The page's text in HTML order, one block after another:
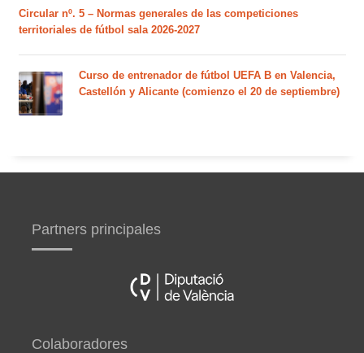
Circular nº. 5 – Normas generales de las competiciones
territoriales de fútbol sala 2026-2027
Curso de entrenador de fútbol UEFA B en Valencia,
Castellón y Alicante (comienzo el 20 de septiembre)
Partners principales
Colaboradores